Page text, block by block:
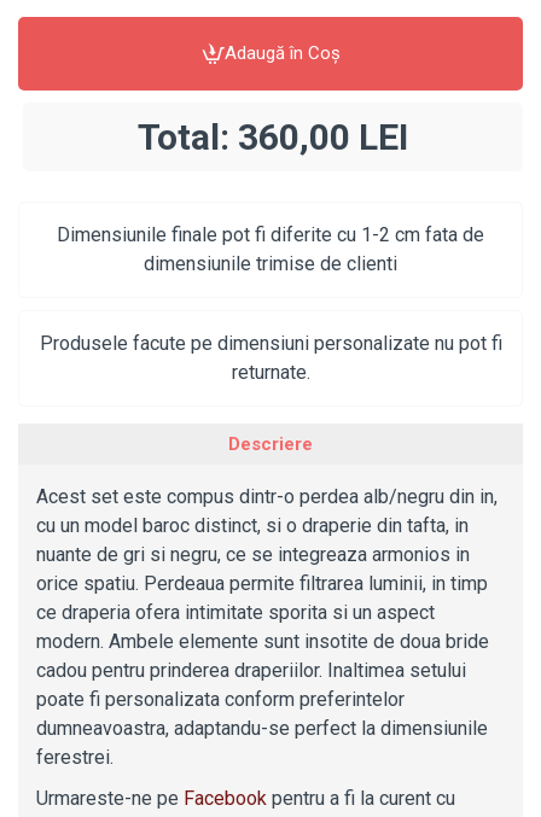
Adaugă în Coş
Total: 360,00 LEI
Dimensiunile finale pot fi diferite cu 1-2 cm fata de
dimensiunile trimise de clienti
Produsele facute pe dimensiuni personalizate nu pot fi
returnate.
Descriere
Acest set este compus dintr-o perdea alb/negru din in,
cu un model baroc distinct, si o draperie din tafta, in
nuante de gri si negru, ce se integreaza armonios in
orice spatiu. Perdeaua permite filtrarea luminii, in timp
ce draperia ofera intimitate sporita si un aspect
modern. Ambele elemente sunt insotite de doua bride
cadou pentru prinderea draperiilor. Inaltimea setului
poate fi personalizata conform preferintelor
dumneavoastra, adaptandu-se perfect la dimensiunile
ferestrei.
Urmareste-ne pe Facebook pentru a fi la curent cu